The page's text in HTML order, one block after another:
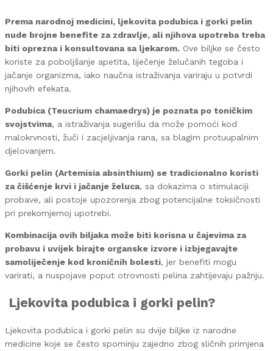
Prema narodnoj medicini, ljekovita podubica i gorki pelin
nude brojne benefite za zdravlje, ali njihova upotreba treba
biti oprezna i konsultovana sa ljekarom. Ove biljke se često
koriste za poboljšanje apetita, liječenje želučanih tegoba i
jačanje organizma, iako naučna istraživanja variraju u potvrdi
njihovih efekata.
Podubica (Teucrium chamaedrys) je poznata po toničkim
svojstvima, a istraživanja sugerišu da može pomoći kod
malokrvnosti, žuči i zacjeljivanja rana, sa blagim protuupalnim
djelovanjem.
Gorki pelin (Artemisia absinthium) se tradicionalno koristi
za čišćenje krvi i jačanje želuca, sa dokazima o stimulaciji
probave, ali postoje upozorenja zbog potencijalne toksičnosti
pri prekomjernoj upotrebi.
Kombinacija ovih biljaka može biti korisna u čajevima za
probavu i uvijek birajte organske izvore i izbjegavajte
samoliječenje kod kroničnih bolesti, jer benefiti mogu
varirati, a nuspojave poput otrovnosti pelina zahtijevaju pažnju.
Ljekovita podubica i gorki pelin?
Ljekovita podubica i gorki pelin su dvije biljke iz narodne
medicine koje se često spominju zajedno zbog sličnih primjena